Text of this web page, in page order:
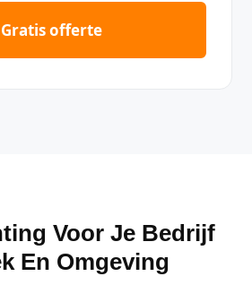
Gratis offerte
Voor Je Bedrijf
En Omgeving